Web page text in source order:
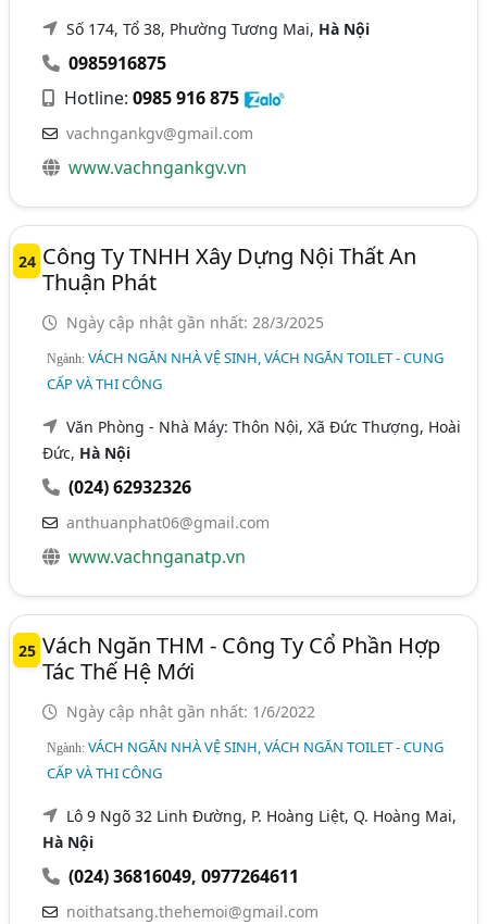
Số 174, Tổ 38, Phường Tương Mai, Hà Nội
0985916875
Hotline:0985 916 875
vachngankgv@gmail.com
www.vachngankgv.vn
24 Công Ty TNHH Xây Dựng Nội Thất An
Thuận Phát
Ngày cập nhật gần nhất: 28/3/2025
Ngành:VÁCH NGĂN NHÀ VỆ SINH, VÁCH NGĂN TOILET - CUNG
CẤP VÀ THI CÔNG
Văn Phòng - Nhà Máy: Thôn Nội, Xã Đức Thượng, Hoài
Đức, Hà Nội
(024) 62932326
anthuanphat06@gmail.com
www.vachnganatp.vn
25 Vách Ngăn THM - Công Ty Cổ Phần Hợp
Tác Thế Hệ Mới
Ngày cập nhật gần nhất: 1/6/2022
Ngành:VÁCH NGĂN NHÀ VỆ SINH, VÁCH NGĂN TOILET - CUNG
CẤP VÀ THI CÔNG
Lô 9 Ngõ 32 Linh Đường, P. Hoàng Liệt, Q. Hoàng Mai,
Hà Nội
(024) 36816049,0977264611
noithatsang.thehemoi@gmail.com